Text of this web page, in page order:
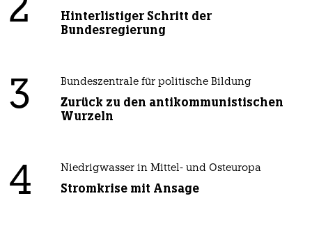
2
Hinterlistiger Schritt der
Bundesregierung
3 Bundeszentrale für politische Bildung
Zurück zu den antikommunistischen
Wurzeln
4 Niedrigwasser in Mittel- und Osteuropa
Stromkrise mit Ansage